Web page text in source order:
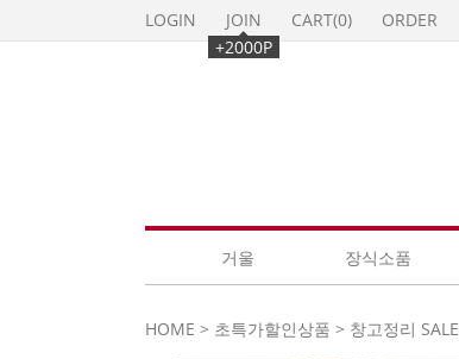
LOGIN
JOIN
+2000P
CART(0) ORDER
거울 장식소품
HOME > 초특가할인상품 > 창고정리 SALE